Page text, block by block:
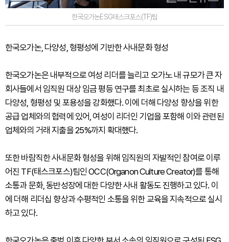
한국오가논ESG태스크포스(TF)팀
한국오가논, 다양성, 형평성에 기반한 사내문화 형성
한국오가논은 내부적으로 여성 리더를 늘리고 오가노 내 규모가 큰 자
회사들에서 임직원 대상 임금 평등 연구를 최초로 실시하는 등 조직 내
다양성, 형평성 및 포용성을 강화했다. 이에 더해 다양성 향상을 위한
공급 업체와의 협력에 있어, 여성이 리더인 기업을 포함해 이와 관련된
업체와의 거래 지출을 25%까지 확대했다.
또한 바람직한 사내문화 형성을 위해 임직원의 자발적인 참여로 이루
어진 TF(태스크포스)팀인 OCC(Organon Culture Creator)를 통해
소통과 문화, 동반성장에 대한 다양한 사내 활동도 진행하고 있다. 이
에 더해 리더십 향상과 수평적인 소통을 위한 교육을 지속적으로 실시
하고 있다.